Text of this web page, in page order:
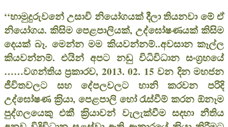
‘‘හාමුදුරුවනේ උසාවි නියෝගයක් දීලා තියනවා මේ ඒ
නියෝගය. කිසිම පෙළපාලියක්, උද්ඝෝෂණයක් කිසිම
දෙයක් බෑ. මෙන්න මම කියවන්නම්..අවසාන කෑල්ල
කියවන්නම්. එයින් අපට නඩු විධිවිධාන සංග‍්‍රහයේ
……වගන්තිය ප‍්‍රකාරව, 2013. 02. 15 වන දින මහජන
ජීවිතවලට සහ දේපලවලට හානි කරවන පරිදි
උද්ඝෝෂණ ක‍්‍රියා, පෙළපාලි හෝ රැස්වීම් කරන ඕනෑම
පුද්ගලයෙකු එකී ක‍්‍රියාවන් වැලැක්වීම සදහා නීතිය